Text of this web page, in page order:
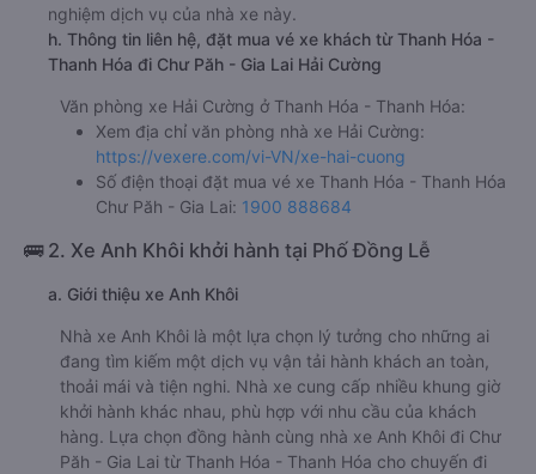
nghiệm dịch vụ của nhà xe này.
h. Thông tin liên hệ, đặt mua vé xe khách từ Thanh Hóa -
Thanh Hóa đi Chư Păh - Gia Lai Hải Cường
Văn phòng xe Hải Cường ở Thanh Hóa - Thanh Hóa:
Xem địa chỉ văn phòng nhà xe Hải Cường:
https://vexere.com/vi-VN/xe-hai-cuong
Số điện thoại đặt mua vé xe Thanh Hóa - Thanh Hóa
Chư Păh - Gia Lai: 1900 888684
🚌 2. Xe Anh Khôi khởi hành tại Phố Đồng Lễ
a. Giới thiệu xe Anh Khôi
Nhà xe Anh Khôi là một lựa chọn lý tưởng cho những ai
đang tìm kiếm một dịch vụ vận tải hành khách an toàn,
thoải mái và tiện nghi. Nhà xe cung cấp nhiều khung giờ
khởi hành khác nhau, phù hợp với nhu cầu của khách
hàng. Lựa chọn đồng hành cùng nhà xe Anh Khôi đi Chư
Păh - Gia Lai từ Thanh Hóa - Thanh Hóa cho chuyến đi